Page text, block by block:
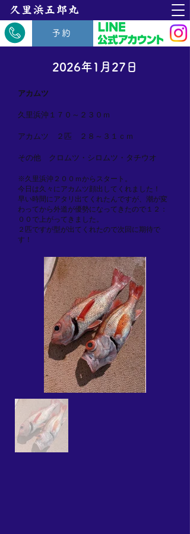
​久里浜五郎丸
予約
2026年1月27日
アカムツ
久里浜沖１７０～２３０ｍ
アカムツ ２匹 ２８～３１ｃｍ
その他 クロムツ・シロムツ・タチウオ
※久里浜沖２００ｍからスタート。
今日は久々にアカムツ顔出してくれました！
早い時間にアタリ出てくれたんですが、潮が変
わってから外道が優勢になってきたので１２：
００で上がってきました。
２匹ですが型が出てくれたので次回に期待で
す！